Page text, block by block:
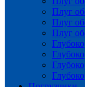
Плуг
Плуг
Плуг